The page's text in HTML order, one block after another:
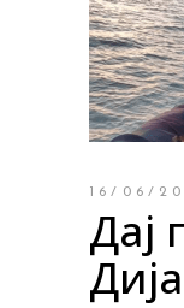
16/06/
Дај